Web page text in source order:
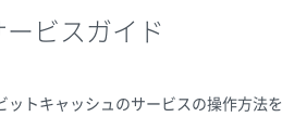
ービスガイド
ットキャッシュのサービスの操作方法